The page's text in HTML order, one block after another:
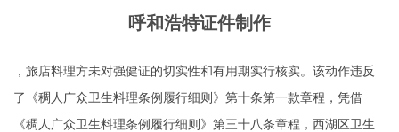
呼和浩特证件制作
，旅店料理方未对强健证的切实性和有用期实行核实。该动作违反
了《稠人广众卫生料理条例履行细则》第十条第一款章程，凭借
《稠人广众卫生料理条例履行细则》第三十八条章程，西湖区卫生